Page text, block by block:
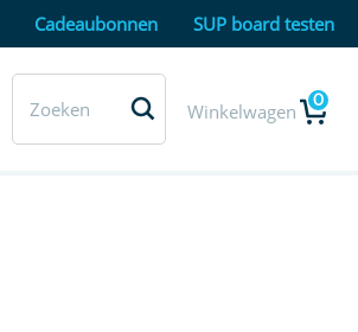
Cadeaubonnen SUP board testen
Winkelwagen 0